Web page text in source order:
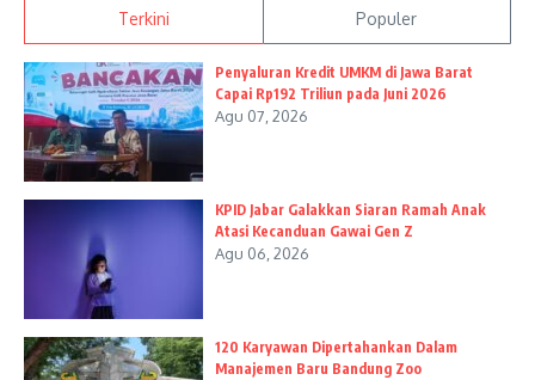
Terkini Populer
Penyaluran Kredit UMKM di Jawa Barat
Capai Rp192 Triliun pada Juni 2026
Agu 07, 2026
KPID Jabar Galakkan Siaran Ramah Anak
Atasi Kecanduan Gawai Gen Z
Agu 06, 2026
120 Karyawan Dipertahankan Dalam
Manajemen Baru Bandung Zoo